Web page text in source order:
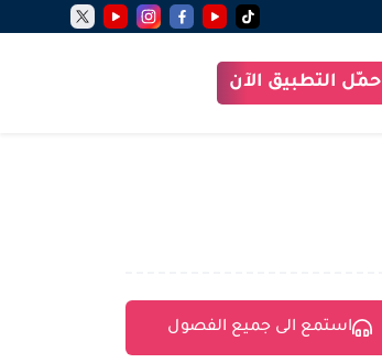
حمّل التطبيق الآن
استمع الى جميع الفصول